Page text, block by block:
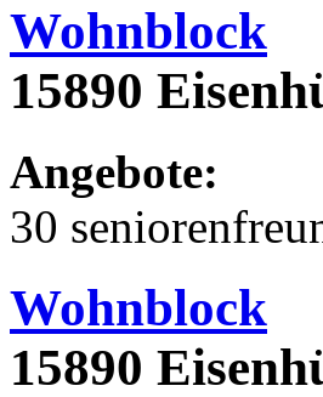
Wohnblock
15890
Angebote:
30
Wohnblock
15890